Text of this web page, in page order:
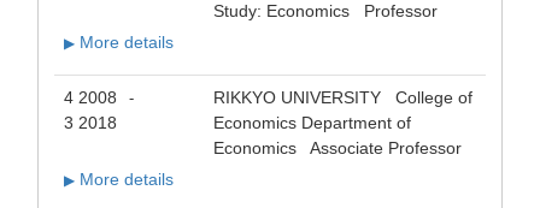
Study: Economics Professor
▶ More details
4 2008 -
3 2018
RIKKYO UNIVERSITY College of
Economics Department of
Economics Associate Professor
▶ More details